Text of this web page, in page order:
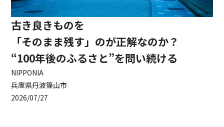
古き良きものを
「そのまま残す」のが正解なのか？
“100年後のふるさと”を問い続ける
NIPPONIA
兵庫県丹波篠山市
2026/07/27